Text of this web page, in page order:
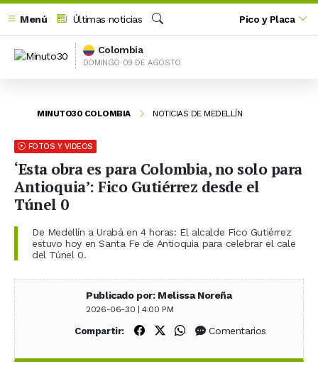
Menú
Últimas noticias
Buscar
Pico y Placa
Colombia
DOMINGO 09 DE AGOSTO
MINUTO30 COLOMBIA NOTICIAS DE MEDELLÍN
FOTOS Y VIDEOS
‘Esta obra es para Colombia, no solo para
Antioquia’: Fico Gutiérrez desde el
Túnel 0
De Medellín a Urabá en 4 horas: El alcalde Fico Gutiérrez
estuvo hoy en Santa Fe de Antioquia para celebrar el cale
del Túnel 0.
Publicado por: Melissa Noreña
2026-06-30 | 4:00 PM
Compartir: Compartir en Facebook
Compartir en X (Twitter)
Compartir en WhatsApp
Comentarios